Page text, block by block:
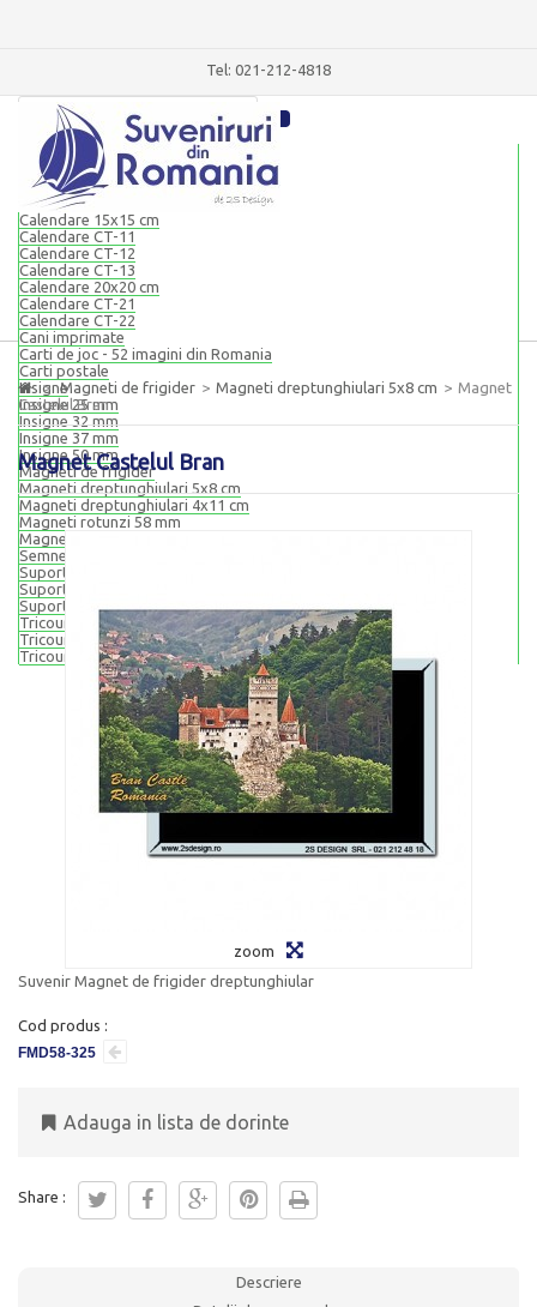
Tel: 021-212-4818
Blocnotesuri magnetice
Blocnotes magnetic 9x14 cm
Blocnotes magnetic 8x20 cm
Calendare
Calendare 15x15 cm
Calendare CT-11
Calendare CT-12
Calendare CT-13
Calendare 20x20 cm
Calendare CT-21
Calendare CT-22
Cani imprimate
Carti de joc - 52 imagini din Romania
Carti postale
Insigne
Insigne 25 mm
Insigne 32 mm
Insigne 37 mm
Insigne 50 mm
Magneti de frigider
Magneti dreptunghiulari 5x8 cm
Magneti dreptunghiulari 4x11 cm
Magneti rotunzi 58 mm
Magneti rotunzi 65 mm
Semne de carte
Suporturi pentru pahare (din pluta)
Suport pahare - set 4 buc
Suport pahare - set 6 buc
Tricouri suvenir
Tricouri adulti
Tricouri copii
> Magneti de frigider > Magneti dreptunghiulari 5x8 cm > Magnet
Castelul Bran
Magnet Castelul Bran
zoom
Suvenir Magnet de frigider dreptunghiular
Cod produs :
FMD58-325
Adauga in lista de dorinte
Share :
Descriere